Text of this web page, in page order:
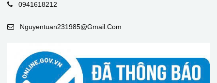
0941618212
Nguyentuan231985@gmail.com